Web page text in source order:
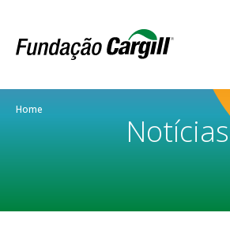
Home
Notícias